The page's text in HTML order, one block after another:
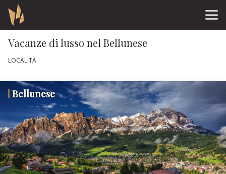
Vacanze di lusso nel Bellunese
LOCALITÀ
Bellunese